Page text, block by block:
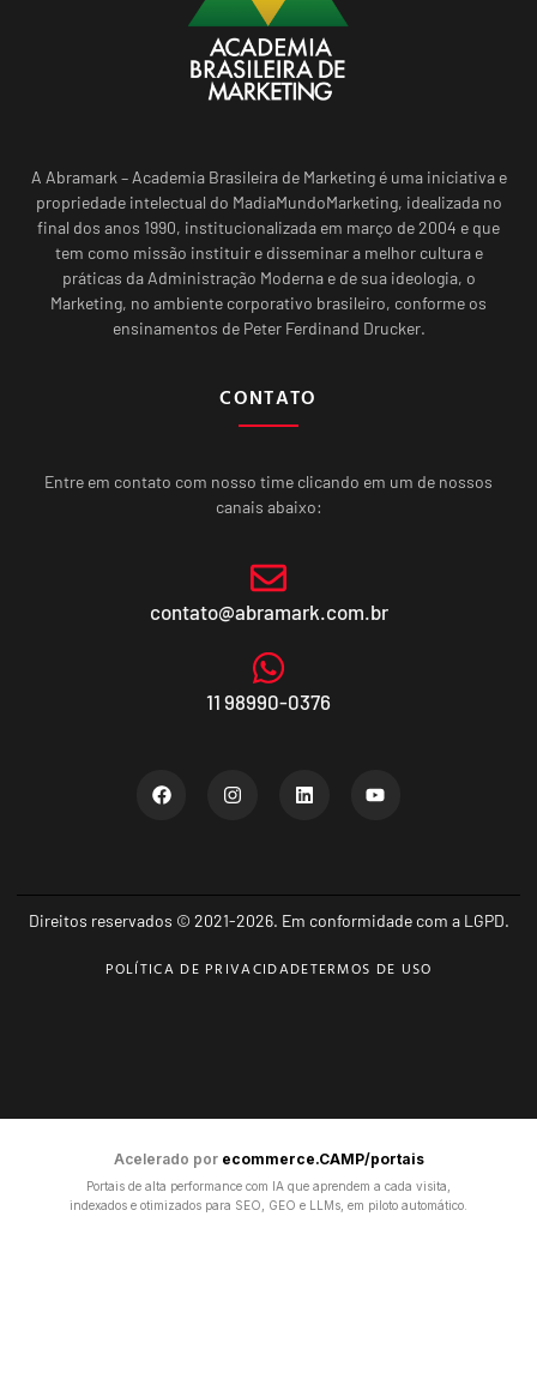
A Abramark – Academia Brasileira de Marketing é uma iniciativa e
propriedade intelectual do MadiaMundoMarketing, idealizada no
final dos anos 1990, institucionalizada em março de 2004 e que
tem como missão instituir e disseminar a melhor cultura e
práticas da Administração Moderna e de sua ideologia, o
Marketing, no ambiente corporativo brasileiro, conforme os
ensinamentos de Peter Ferdinand Drucker.
CONTATO
Entre em contato com nosso time clicando em um de nossos
canais abaixo:
contato@abramark.com.br
11 98990-0376
Direitos reservados © 2021-2026. Em conformidade com a LGPD.
POLÍTICA DE PRIVACIDADETERMOS DE USO
Acelerado por ecommerce.CAMP/portais
Portais de alta performance com IA que aprendem a cada visita,
indexados e otimizados para SEO, GEO e LLMs, em piloto automático.